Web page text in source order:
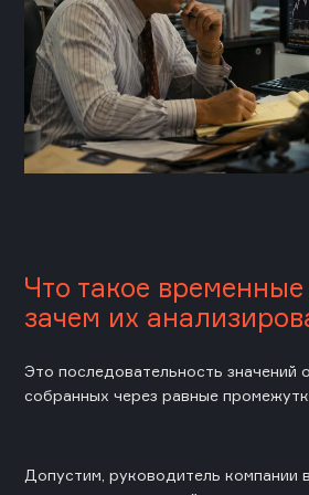
Что такое
зачем их
Это последовательность значений
собранных через равные
Допустим, руководитель компании